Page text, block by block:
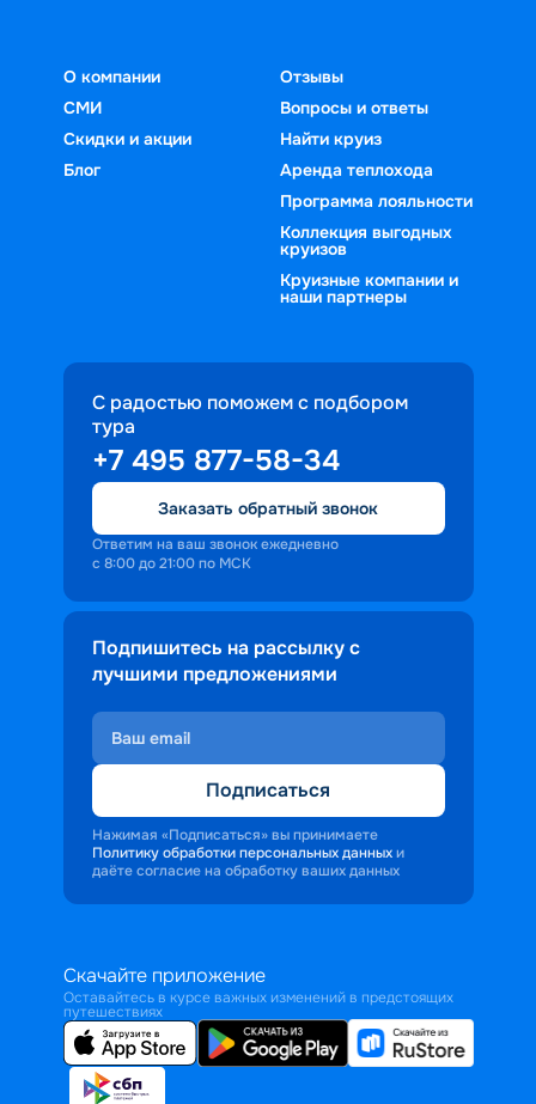
О компании
СМИ
Скидки и акции
Блог
Отзывы
Вопросы и ответы
Найти круиз
Аренда теплохода
Программа лояльности
Коллекция выгодных
круизов
Круизные компании и
наши партнеры
С радостью поможем с подбором
тура
+7 495 877-58-34
Заказать обратный звонок
Ответим на ваш звонок ежедневно
с 8:00 до 21:00 по МСК
Подпишитесь на рассылку с
лучшими предложениями
Подписаться
Нажимая «Подписаться» вы принимаете
Политику обработки персональных данных и
даёте согласие на обработку ваших данных
Скачайте приложение
Оставайтесь в курсе важных изменений в предстоящих
путешествиях